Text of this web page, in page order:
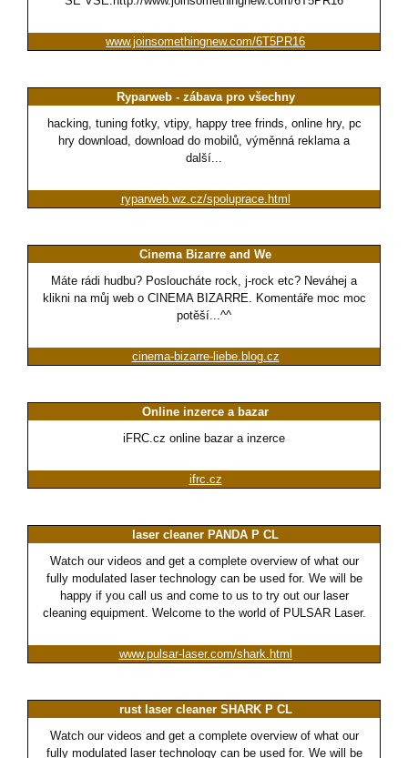
www.joinsomethingnew.com/6T5PR16
Ryparweb - zábava pro všechny
hacking, tuning fotky, vtipy, happy tree frinds, online hry, pc
hry download, download do mobilů, výměnná reklama a
další...
ryparweb.wz.cz/spoluprace.html
Cinema Bizarre and We
Máte rádi hudbu? Posloucháte rock, j-rock etc? Neváhej a
klikni na můj web o CINEMA BIZARRE. Komentáře moc moc
potěší...^^
cinema-bizarre-liebe.blog.cz
Online inzerce a bazar
iFRC.cz online bazar a inzerce
ifrc.cz
laser cleaner PANDA P CL
Watch our videos and get a complete overview of what our
fully modulated laser technology can be used for. We will be
happy if you call us and come to us to try out our laser
cleaning equipment. Welcome to the world of PULSAR Laser.
www.pulsar-laser.com/shark.html
rust laser cleaner SHARK P CL
Watch our videos and get a complete overview of what our
fully modulated laser technology can be used for. We will be